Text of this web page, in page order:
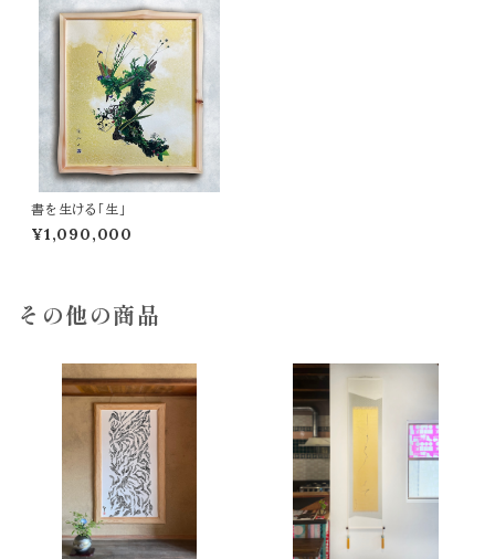
書を生ける「生」
¥1,090,000
その他の商品